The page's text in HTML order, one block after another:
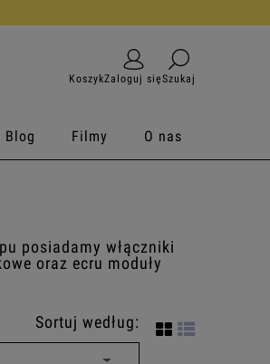
KoszykZaloguj sięSzukaj
Blog Filmy O nas
posiadamy włączniki
oraz ecru moduły
Sortuj według: